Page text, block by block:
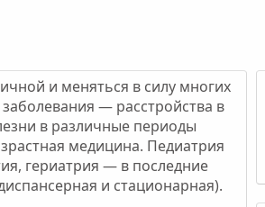
и меняться в силу многих
— расстройства в
в различные периоды
медицина. Педиатрия
гериатрия — в последние
и стационарная).